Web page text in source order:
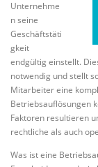
Unternehme
n seine
Geschäftstäti
gkeit
endgültig einstellt.
notwendig und stellt
Mitarbeiter eine
Betriebsauflösungen
Faktoren resultieren
rechtliche als auch
Was ist eine